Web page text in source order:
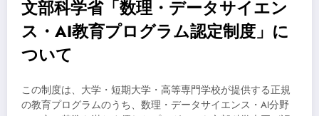
文部科学省「数理・データサイエン
ス・AI教育プログラム認定制度」に
ついて
この制度は、大学・短期大学・高等専門学校が提供する正規
の教育プログラムのうち、数理・データサイエンス・AI分野